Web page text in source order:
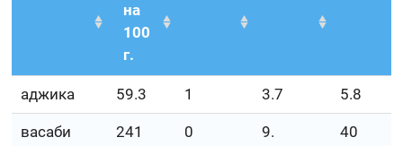
на
100
г.
аджика 59.3 1 3.7 5.8
васаби 241 0 9. 40